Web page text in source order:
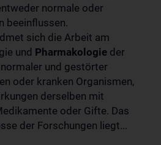
normale oder
beeinflussen.
sich die Arbeit am
und Pharmakologie der
und gestörter
oder kranken Organismen,
derselben mit
oder Gifte. Das
der Forschungen liegt...